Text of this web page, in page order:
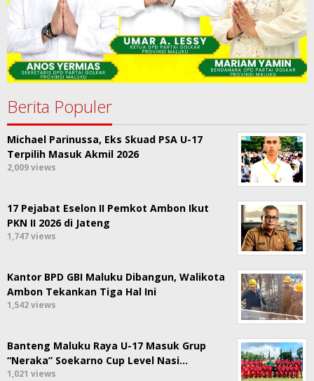
Berita Populer
Michael Parinussa, Eks Skuad PSA U-17
Terpilih Masuk Akmil 2026
2,009 views
17 Pejabat Eselon II Pemkot Ambon Ikut
PKN II 2026 di Jateng
1,747 views
Kantor BPD GBI Maluku Dibangun, Walikota
Ambon Tekankan Tiga Hal Ini
1,542 views
Banteng Maluku Raya U-17 Masuk Grup
“Neraka” Soekarno Cup Level Nasi…
1,021 views